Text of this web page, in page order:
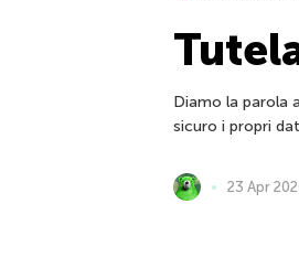
Diamo la parola
sicuro i propri
23 Apr